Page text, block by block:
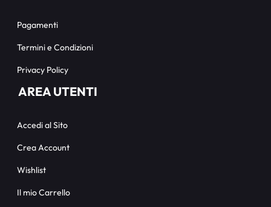
Pagamenti
Termini e Condizioni
Privacy Policy
AREA UTENTI
Accedi al Sito
Crea Account
Wishlist
Il mio Carrello